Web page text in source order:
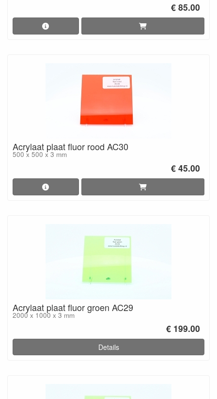
€ 85.00
Acrylaat plaat fluor rood AC30
500 x 500 x 3 mm
€ 45.00
Acrylaat plaat fluor groen AC29
2000 x 1000 x 3 mm
€ 199.00
Details